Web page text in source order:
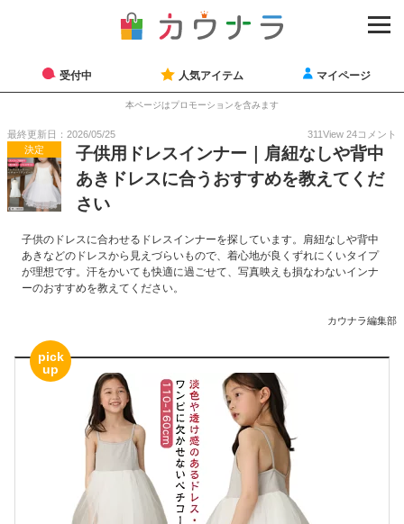
受付中 人気アイテム マイページ
本ページはプロモーションを含みます
最終更新日：2026/05/25 311View 24コメント
決定
子供用ドレスインナー｜肩紐なしや背中
あきドレスに合うおすすめを教えてくだ
さい
子供のドレスに合わせるドレスインナーを探しています。肩紐なしや背中
あきなどのドレスから見えづらいもので、着心地が良くずれにくいタイプ
が理想です。汗をかいても快適に過ごせて、写真映えも損なわないインナ
ーのおすすめを教えてください。
カウナラ編集部
pick
up